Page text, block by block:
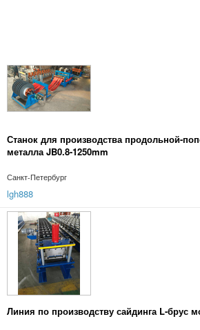
Станок для производства продольной-
металла JB0.8-1250mm
Санкт-Петербург
lgh888
Линия по производству сайдинга L-брус